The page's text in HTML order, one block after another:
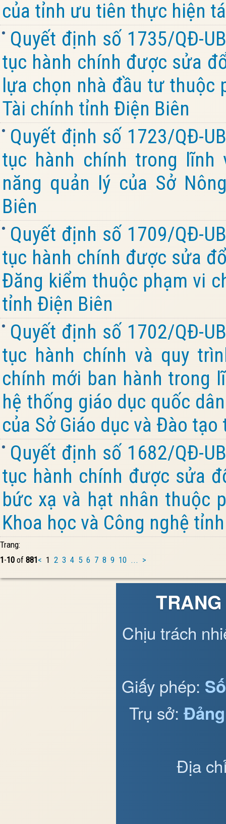
của tỉnh ưu tiên thực hiện
Quyết định số 1735/QĐ-
tục hành chính được sửa
lựa chọn nhà đầu tư thuộc
Tài chính tỉnh Điện Biên
Quyết định số 1723/QĐ-
tục hành chính trong
năng quản lý của Sở
Biên
Quyết định số 1709/QĐ-
tục hành chính được sửa
Đăng kiểm thuộc phạm vi
tỉnh Điện Biên
Quyết định số 1702/QĐ-
tục hành chính và quy
chính mới ban hành trong
hệ thống giáo dục quốc
của Sở Giáo dục và Đào
Quyết định số 1682/QĐ-
tục hành chính được sửa
bức xạ và hạt nhân thuộc
Khoa học và Công nghệ
Trang:
1-10 of 881< 1 2 3 4 5 6 7 8 9 10 ... >
Chịu trách
Giấy phép:
Trụ sở:
Địa